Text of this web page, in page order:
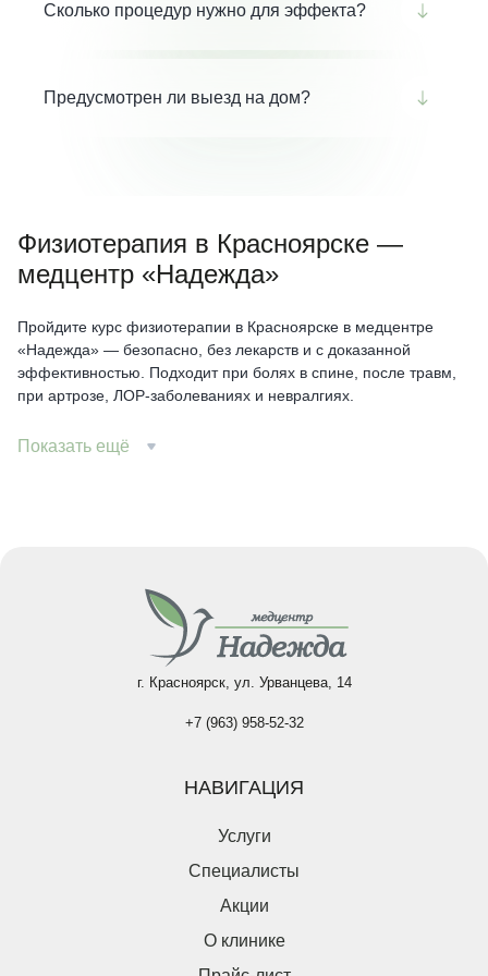
противопоказаны. Обязательна консультация врача.
Сколько процедур нужно для эффекта?
Предусмотрен ли выезд на дом?
Физиотерапия в Красноярске —
медцентр «Надежда»
Пройдите курс физиотерапии в Красноярске в медцентре
«Надежда» — безопасно, без лекарств и с доказанной
эффективностью. Подходит при болях в спине, после травм,
при артрозе, ЛОР-заболеваниях и невралгиях.
бронхите, синусите, невралгиях. Используем магнит, лазер,
Показать ещё
г. Красноярск, ул. Урванцева, 14
+7 (963) 958-52-32
НАВИГАЦИЯ
Услуги
Специалисты
Акции
О клинике